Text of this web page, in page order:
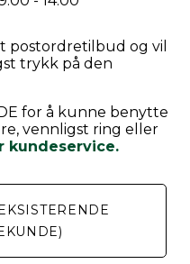
postordretilbud og vil
trykk på den
for å kunne benytte
vennligst ring eller
kundeservice.